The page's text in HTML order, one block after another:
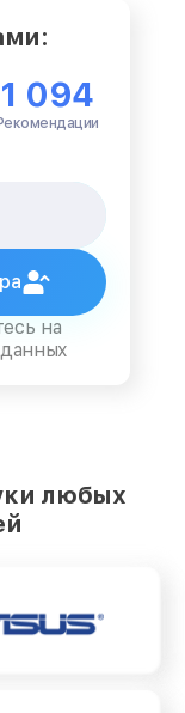
1 094
на
любых